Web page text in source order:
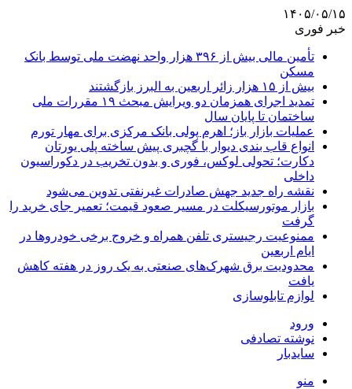
۱۴۰۵/۰۵/۱۵
خبر فوری
تأمین مالی بیش از ۳۹۶ هزار واحد نهضت ملی توسط بانک
مسکن
بیش از ۱۵ هزار زائر اربعین به البرز بازگشتند
تمدید اجرای همزمان دو ویرایش مبحث ۱۹ مقررات ملی
ساختمان تا پایان سال
عملیات بازار باز؛ اهرم پولی بانک مرکزی برای مهار تورم
انواع قاب بندی دیوار با گچبری پیش ساخته پلی یورتان
دکارت؛ تحولی لوکس، فوری و بدون تخریب در دکوراسیون
داخلی
نقشه راه جدید جهش صادرات غیرنفتی تدوین می‌شود
بازار موتورسیکلت در مسیر صعود قیمت؛ تعمیر جای خرید را
گرفت
ممنوعیت رجیستری تلفن همراه و خروج برخی خودروها در
ایام اربعین
محدودیت برق شهرک‌های صنعتی به یک روز در هفته کاهش
یافت
لوازم تابلوسازی
ورود
نوشته تصادفی
سایدبار
منو